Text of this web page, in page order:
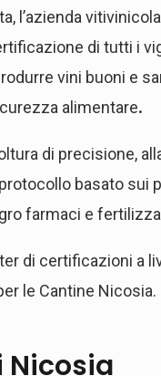
l’azienda
di tutti i
vini buoni e
alimentare.
di precisione,
basato sui
farmaci e
di certificazioni a
le Cantine Nicosia.
Nicosia